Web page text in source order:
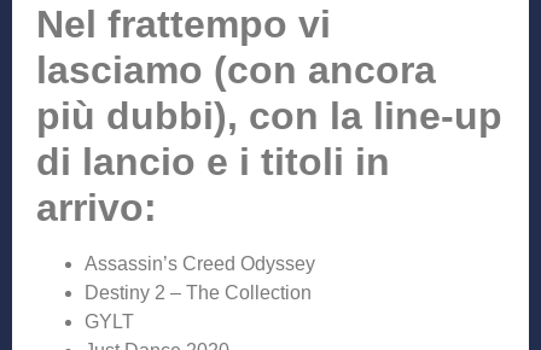
Nel frattempo vi
lasciamo (con ancora
più dubbi), con la line-up
di lancio e i titoli in
arrivo:
Assassin’s Creed Odyssey
Destiny 2 – The Collection
GYLT